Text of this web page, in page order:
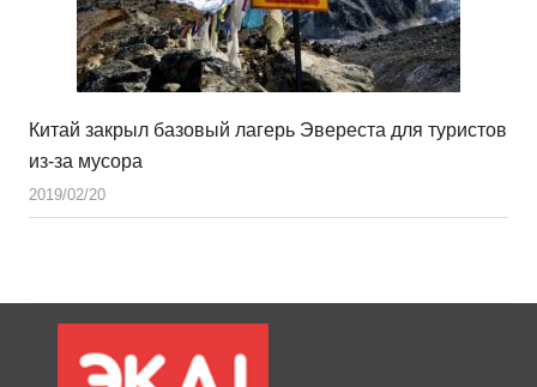
Китай закрыл базовый лагерь Эвереста для туристов
из-за мусора
2019/02/20